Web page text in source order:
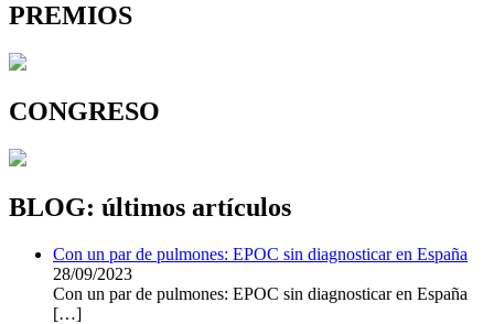
PREMIOS
CONGRESO
BLOG: últimos artículos
Con un par de pulmones: EPOC sin diagnosticar en España
28/09/2023
Con un par de pulmones: EPOC sin diagnosticar en España
[…]